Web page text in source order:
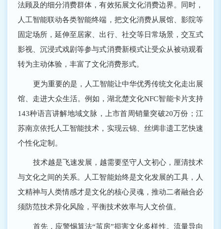
法顾及的细分消费群体，有效拓展文化消费边界。同时，
人工智能联动各类智能终端，把文化消费从展馆、影院等
固定场所，延伸至居家、出行、社交等日常场景，交互式
影视、沉浸式戏剧等参与式消费新模式让受众从被动观看
转为主动体验，丰富了文化消费形式。
更为重要的是，人工智能让中华优秀传统文化走出展
馆、走进大众生活。例如，湖北楚文化NFC智能卡片支持
143种语言讲解地域文脉，上市首周销量突破20万份；江
苏南京依托人工智能技术，实现云锦、丝绸非遗工艺快速
个性化定制。
技术越是飞速发展，越需要坚守人文初心，厘清技术
与文化之间的关系。人工智能始终是文化发展的工具，人
文精神与人类情感才是文化的核心灵魂，推动二者融合必
须防范技术异化风险，平衡技术效率与人文价值。
首先，应警惕算法“茧房”损害文化多样性。流量导向